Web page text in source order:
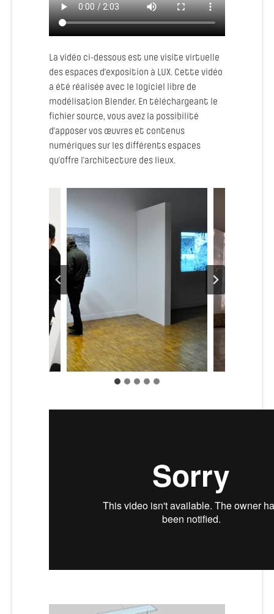
La vidéo ci-dessous est une visite virtuelle
des espaces d'exposition à LUX. Cette vidéo
a été réalisée avec le logiciel libre de
modélisation Blender. En téléchargeant le
fichier source, vous avez la possibilité
d'apposer vos œuvres et contenus
numériques sur les différents espaces
qu'offre l'architecture des lieux.